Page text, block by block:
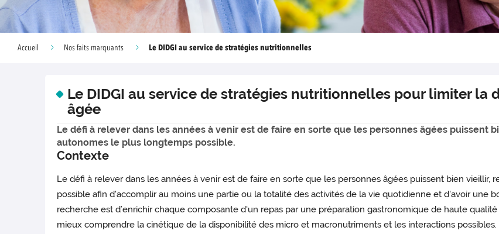
Accueil Nos faits marquants Le DIDGI au service de stratégies nutritionnelles
Le DIDGI au service de stratégies nutritionnelles pour limiter la
âgée
Le défi à relever dans les années à venir est de faire en sorte que les personnes âgées puissent
autonomes le plus longtemps possible.
Contexte
Le défi à relever dans les années à venir est de faire en sorte que les personnes âgées puissent bien
possible afin d'accomplir au moins une partie ou la totalité des activités de la vie quotidienne et d'avoir une
recherche est d’enrichir chaque composante d'un repas par une préparation gastronomique de haute
mieux comprendre la cinétique de la disponibilité des micro et macronutriments et les interactions